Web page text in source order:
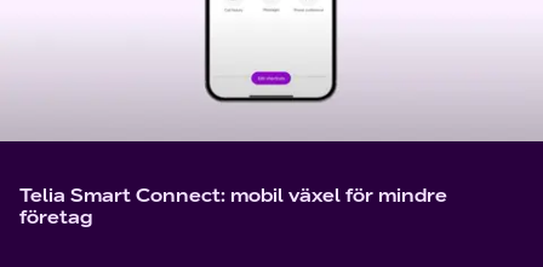
Telia Smart Connect: mobil växel för mindre
företag